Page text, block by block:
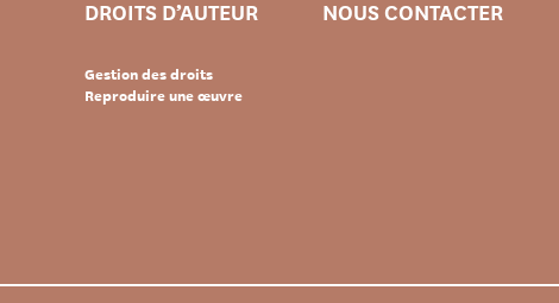
DROITS D’AUTEUR
Gestion des droits
Reproduire une œuvre
NOUS CONTACTER